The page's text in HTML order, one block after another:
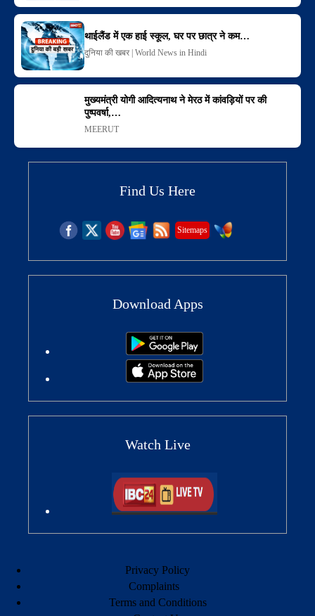
थाईलैंड में एक हाई स्कूल, घर पर छात्र ने कम…
दुनिया की खबर | World News in Hindi
मुख्यमंत्री योगी आदित्यनाथ ने मेरठ में कांवड़ियों पर की
पुष्पवर्षा,…
MEERUT
Find Us Here
Sitemaps
Download Apps
Watch Live
Privacy Policy
Complaints
Terms and Conditions